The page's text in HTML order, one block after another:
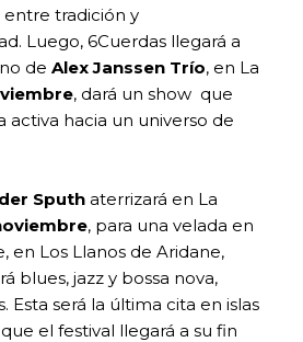
tradición y
Luego, 6Cuerdas llegará a
de Alex Janssen Trío, en La
, dará un show que
activa hacia un universo de
Sputh aterrizará en La
, para una velada en
en Los Llanos de Aridane,
blues, jazz y bossa nova,
Esta será la última cita en islas
el festival llegará a su fin